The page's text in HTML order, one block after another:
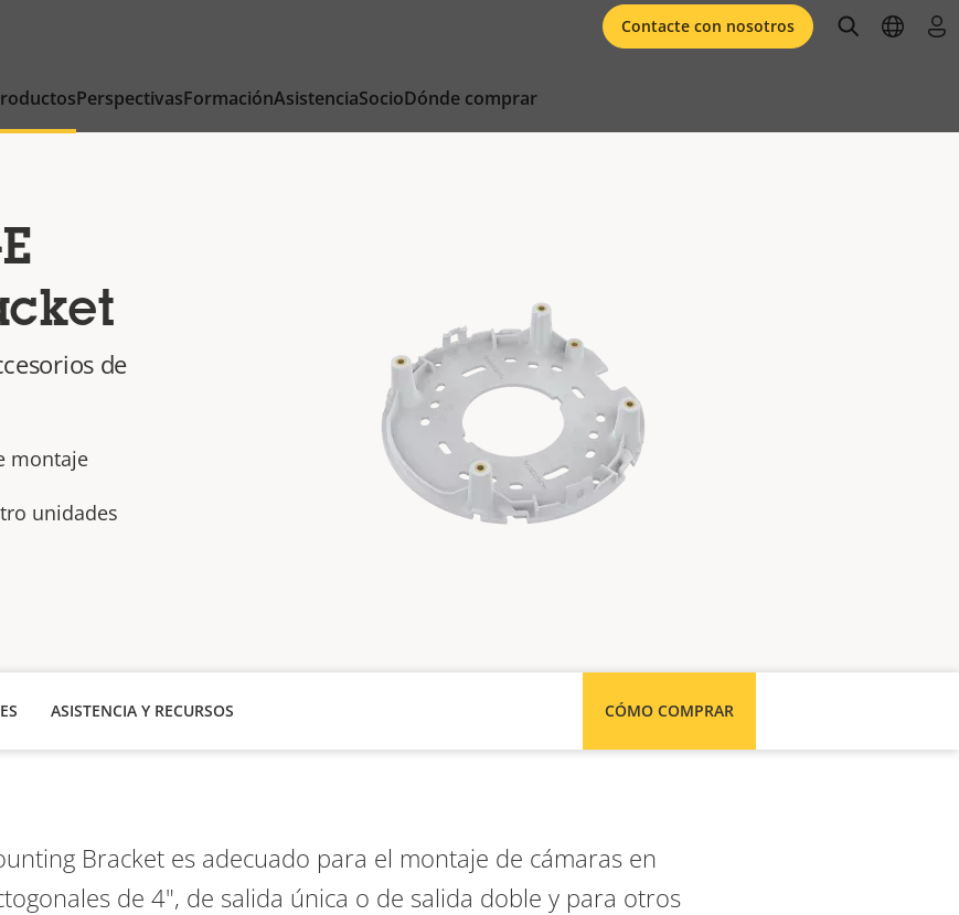
PerspectivasFormaciónAsistenciaSocioDónde comprar
Contacte con nosotros openopen
de
montaje
unidades
CÓMO COMPRAR
ASISTENCIA Y RECURSOS
Bracket es adecuado para el montaje de cámaras en
de 4", de salida única o de salida doble y para otros